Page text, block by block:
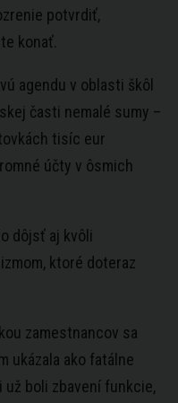
potvrdiť,
konať.
agendu v oblasti škôl
časti nemalé sumy –
tisíc eur
účty v ôsmich
dôjsť aj kvôli
ktoré doteraz
zamestnancov sa
ukázala ako fatálne
už boli zbavení funkcie,